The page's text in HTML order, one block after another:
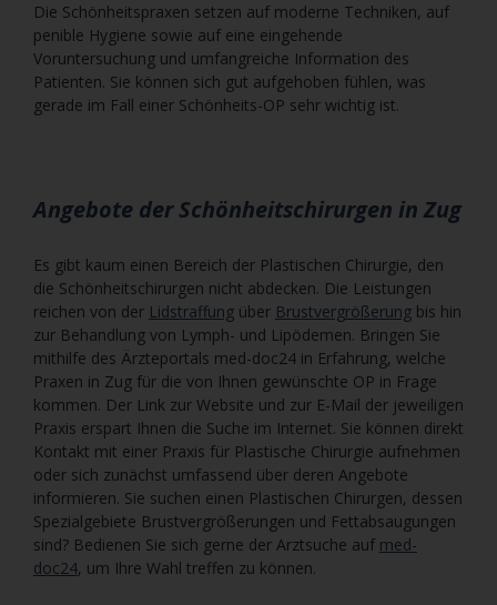
Die Schönheitspraxen setzen auf moderne Techniken, auf
penible Hygiene sowie auf eine eingehende
Voruntersuchung und umfangreiche Information des
Patienten. Sie können sich gut aufgehoben fühlen, was
gerade im Fall einer Schönheits-OP sehr wichtig ist.
Angebote der Schönheitschirurgen in Zug
Es gibt kaum einen Bereich der Plastischen Chirurgie, den
die Schönheitschirurgen nicht abdecken. Die Leistungen
reichen von der Lidstraffungüber Brustvergrößerungbis hin
zur Behandlung von Lymph- und Lipödemen. Bringen Sie
mithilfe des Ärzteportals med-doc24 in Erfahrung, welche
Praxen in Zug für die von Ihnen gewünschte OP in Frage
kommen. Der Link zur Website und zur E-Mail der jeweiligen
Praxis erspart Ihnen die Suche im Internet. Sie können direkt
Kontakt mit einer Praxis für Plastische Chirurgie aufnehmen
oder sich zunächst umfassend über deren Angebote
informieren. Sie suchen einen Plastischen Chirurgen, dessen
Spezialgebiete Brustvergrößerungen und Fettabsaugungen
sind? Bedienen Sie sich gerne der Arztsuche auf med-
doc24, um Ihre Wahl treffen zu können.